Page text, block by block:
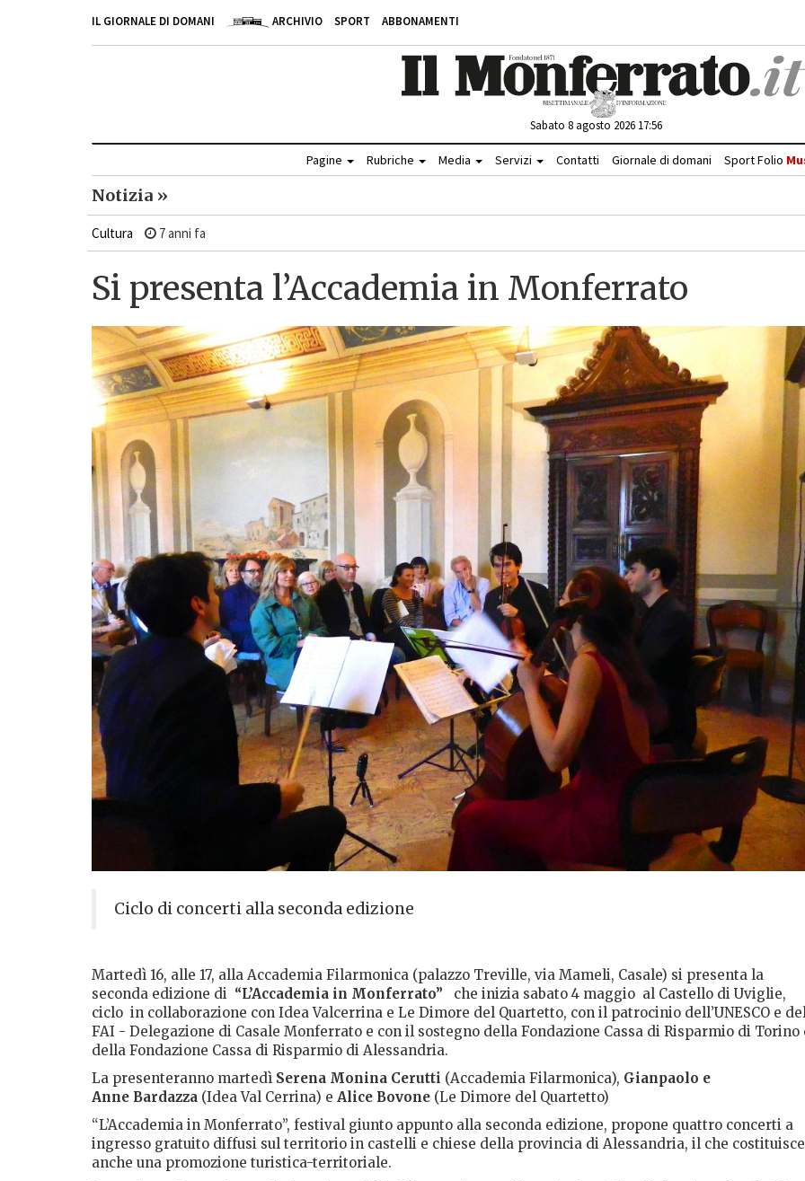
IL GIORNALE DI DOMANI ARCHIVIO SPORT ABBONAMENTI
Sabato 8 agosto 2026 17:56
Pagine Rubriche Media Servizi Contatti Giornale di domani Sport Folio
Notizia »
Cultura 7 anni fa
Si presenta l’Accademia in Monferrato
Ciclo di concerti alla seconda edizione
Martedì 16, alle 17, alla Accademia Filarmonica (palazzo Treville, via Mameli, Casale) si presenta la
seconda edizione di “L’Accademia in Monferrato” che inizia sabato 4 maggio al Castello di Uviglie,
ciclo in collaborazione con Idea Valcerrina e Le Dimore del Quartetto, con il patrocinio dell’UNESCO e
FAI - Delegazione di Casale Monferrato e con il sostegno della Fondazione Cassa di Risparmio di Torino
della Fondazione Cassa di Risparmio di Alessandria.
La presenteranno martedì Serena Monina Cerutti (Accademia Filarmonica), Gianpaolo e
Anne Bardazza (Idea Val Cerrina) e Alice Bovone (Le Dimore del Quartetto)
“L’Accademia in Monferrato”, festival giunto appunto alla seconda edizione, propone quattro concerti a
ingresso gratuito diffusi sul territorio in castelli e chiese della provincia di Alessandria, il che costituisce
anche una promozione turistica-territoriale.